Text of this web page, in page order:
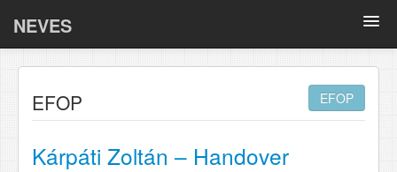
NEVES
Oki kutatások EFOP
EFOP
Kárpáti Zoltán – Handover